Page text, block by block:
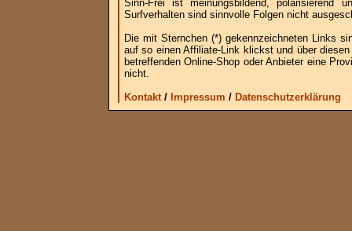
Sinn-Frei ist meinungsbildend, polarisierend
Surfverhalten sind sinnvolle Folgen nicht
Die mit Sternchen (*) gekennzeichneten Links
auf so einen Affiliate-Link klickst und über
betreffenden Online-Shop oder Anbieter eine
nicht.
Kontakt/ Impressum / Datenschutzerklärung